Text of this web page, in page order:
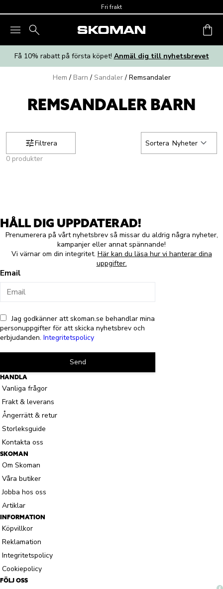
Fri frakt
Få 10% rabatt på första köpet! Anmäl dig till nyhetsbrevet
Hem / Barn / Sandaler / Remsandaler
REMSANDALER BARN
Filtrera Sortera Nyheter
0 produkter
HÅLL DIG UPPDATERAD!
Prenumerera på vårt nyhetsbrev så missar du aldrig några nyheter,
kampanjer eller annat spännande!
Vi värnar om din integritet. Här kan du läsa hur vi hanterar dina
uppgifter.
Email
Jag godkänner att skoman.se behandlar mina
personuppgifter för att skicka nyhetsbrev och
erbjudanden. Integritetspolicy
Send
HANDLA
Vanliga frågor
Frakt & leverans
Ångerrätt & retur
Storleksguide
Kontakta oss
SKOMAN
Om Skoman
Våra butiker
Jobba hos oss
Artiklar
INFORMATION
Köpvillkor
Reklamation
Integritetspolicy
Cookiepolicy
FÖLJ OSS